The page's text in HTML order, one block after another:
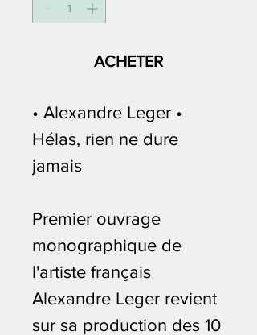
ACHETER
• Alexandre Leger •
Hélas, rien ne dure
jamais
Premier ouvrage
monographique de
l'artiste français
Alexandre Leger revient
sur sa production des 10